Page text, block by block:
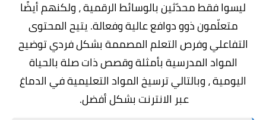
ليسوا فقط محدّثين بالوسائط الرقمية ، ولكنهم أيضًا
متعلّمون ذوو دوافع عالية وفعالة. يتيح المحتوى
التفاعلي وفرص التعلم المصممة بشكل فردي توضيح
المواد المدرسية بأمثلة وقصص ذات صلة بالحياة
اليومية ، وبالتالي ترسيخالمواد التعليمية في الدماغ
عبر الانترنت بشكل أفضل.